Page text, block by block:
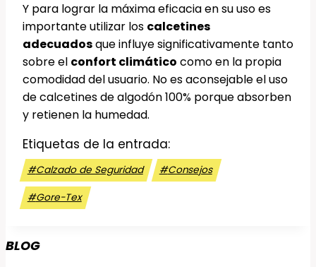
Y para lograr la máxima eficacia en su uso es
importante utilizar los calcetines
adecuadosque influye significativamente tanto
sobre el confort climático como en la propia
comodidad del usuario. No es aconsejable el uso
de calcetines de algodón 100% porque absorben
y retienen la humedad.
Etiquetas de la entrada:
#Calzado de Seguridad #Consejos
#Gore-Tex
BLOG